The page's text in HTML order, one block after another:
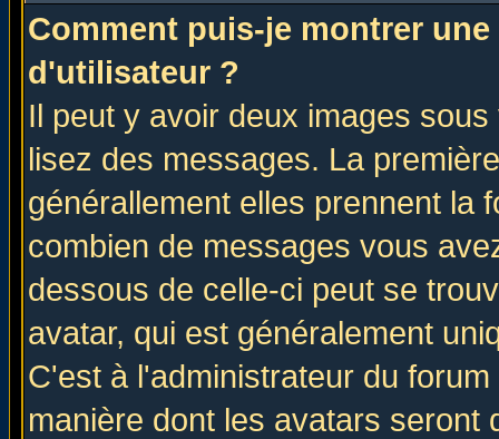
Comment puis-je montrer
d'utilisateur ?
Il peut y avoir deux images
lisez des messages. La
générallement elles prennent la
combien de messages vous
dessous de celle-ci peut se
avatar, qui est généralement
C'est à l'administrateur du
manière dont les avatars seront